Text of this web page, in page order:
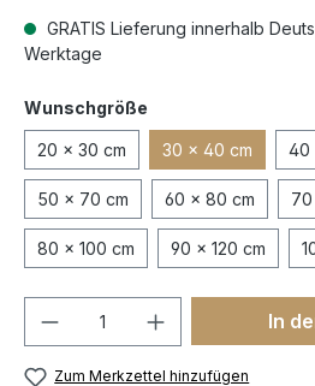
GRATIS Lieferung innerhalb
Werktage
Wunschgröße
20 x 30 cm 30 x 40 cm 40
50 x 70 cm 60 x 80 cm
80 x 100 cm 90 x 120 cm
In
Zum Merkzettel hinzufügen